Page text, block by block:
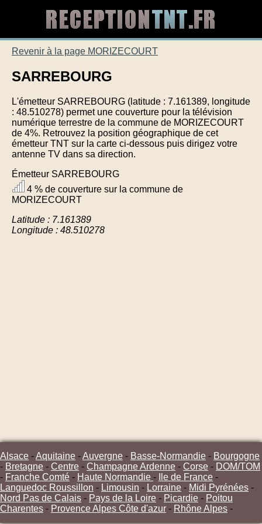
Revenir à la page MORIZECOURT
SARREBOURG
L'émetteur SARREBOURG (latitude : 7.161389, longitude
: 48.510278) permet une couverture pour la télévision
numérique terrestre de la commune de MORIZECOURT
de 4%. Retrouvez la position géographique de cet
émetteur TNT sur la carte ci-dessous puis dirigez votre
antenne TV dans sa direction.
Émetteur SARREBOURG
4 % de couverture sur la commune de
MORIZECOURT
Latitude : 7.161389
Longitude : 48.510278
Alsace -Aquitaine -Auvergne - Basse-Normandie - Bourgogne
- Bretagne - Centre - Champagne Ardenne - Corse - DOM/TOM
- Franche Comté - Haute Normandie - Ile de France -
Languedoc Roussillon - Limousin - Lorraine - Midi Pyrénées -
Nord Pas de Calais - Pays de la Loire - Picardie - Poitou
Charentes - Provence Alpes Côte d'azur - Rhône Alpes -